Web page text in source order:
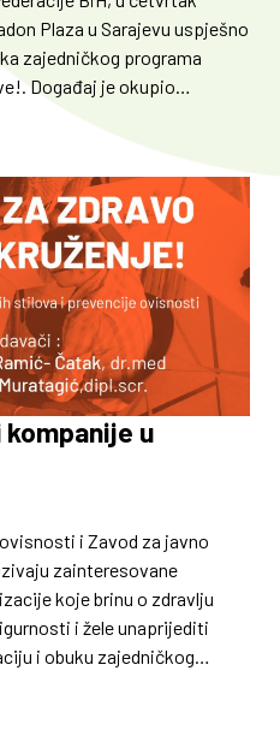
Plaza u Sarajevu uspješno
zajedničkog programa
Događaj je okupio
odjela za ljudske resurse
prevenciji rizika i
Cilj prezentacije i obuke
s ključnim principima
s važnosti provođenja
kompanije u
i Zavod za javno
zainteresovane
koje brinu o zdravlju
i žele unaprijediti
i obuku zajedničkog
okruženje! Obuka je